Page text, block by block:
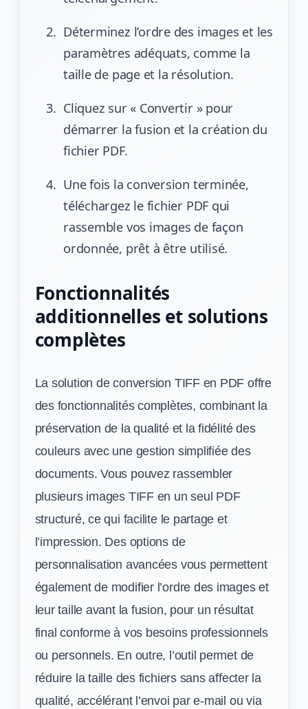
Déterminez l’ordre des images et les
paramètres adéquats, comme la
taille de page et la résolution.
Cliquez sur « Convertir » pour
démarrer la fusion et la création du
fichier PDF.
Une fois la conversion terminée,
téléchargez le fichier PDF qui
rassemble vos images de façon
ordonnée, prêt à être utilisé.
Fonctionnalités
additionnelles et solutions
complètes
La solution de conversion TIFF en PDF offre
des fonctionnalités complètes, combinant la
préservation de la qualité et la fidélité des
couleurs avec une gestion simplifiée des
documents. Vous pouvez rassembler
plusieurs images TIFF en un seul PDF
structuré, ce qui facilite le partage et
l’impression. Des options de
personnalisation avancées vous permettent
également de modifier l’ordre des images et
leur taille avant la fusion, pour un résultat
final conforme à vos besoins professionnels
ou personnels. En outre, l’outil permet de
réduire la taille des fichiers sans affecter la
qualité, accélérant l’envoi par e-mail ou via